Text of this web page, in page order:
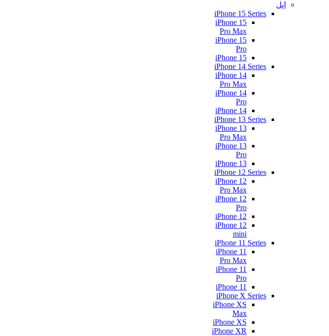
اپل
iPhone 15 Series
iPhone 15
Pro Max
iPhone 15
Pro
iPhone 15
iPhone 14 Series
iPhone 14
Pro Max
iPhone 14
Pro
iPhone 14
iPhone 13 Series
iPhone 13
Pro Max
iPhone 13
Pro
iPhone 13
iPhone 12 Series
iPhone 12
Pro Max
iPhone 12
Pro
iPhone 12
iPhone 12
mini
iPhone 11 Series
iPhone 11
Pro Max
iPhone 11
Pro
iPhone 11
iPhone X Series
iPhone XS
Max
iPhone XS
iPhone XR